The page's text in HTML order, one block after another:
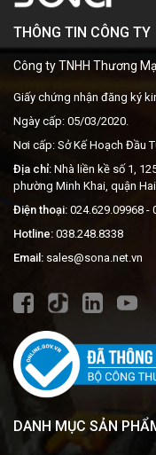
THÔNG TIN CÔNG TY
Công ty TNHH Thương
Giấy chứng nhận đăng ký
Ngày cấp: 05/03/2020.
Nơi cấp: Sở Kế Hoạch Đầu
Địa chỉ: Nhà liền kề số 1,
phường Minh Khai, quận
Điện thoại: 024.629.09968 -
Hotline: 038.248.8338
Email: sales@sona.net.vn
DANH MỤC SẢN